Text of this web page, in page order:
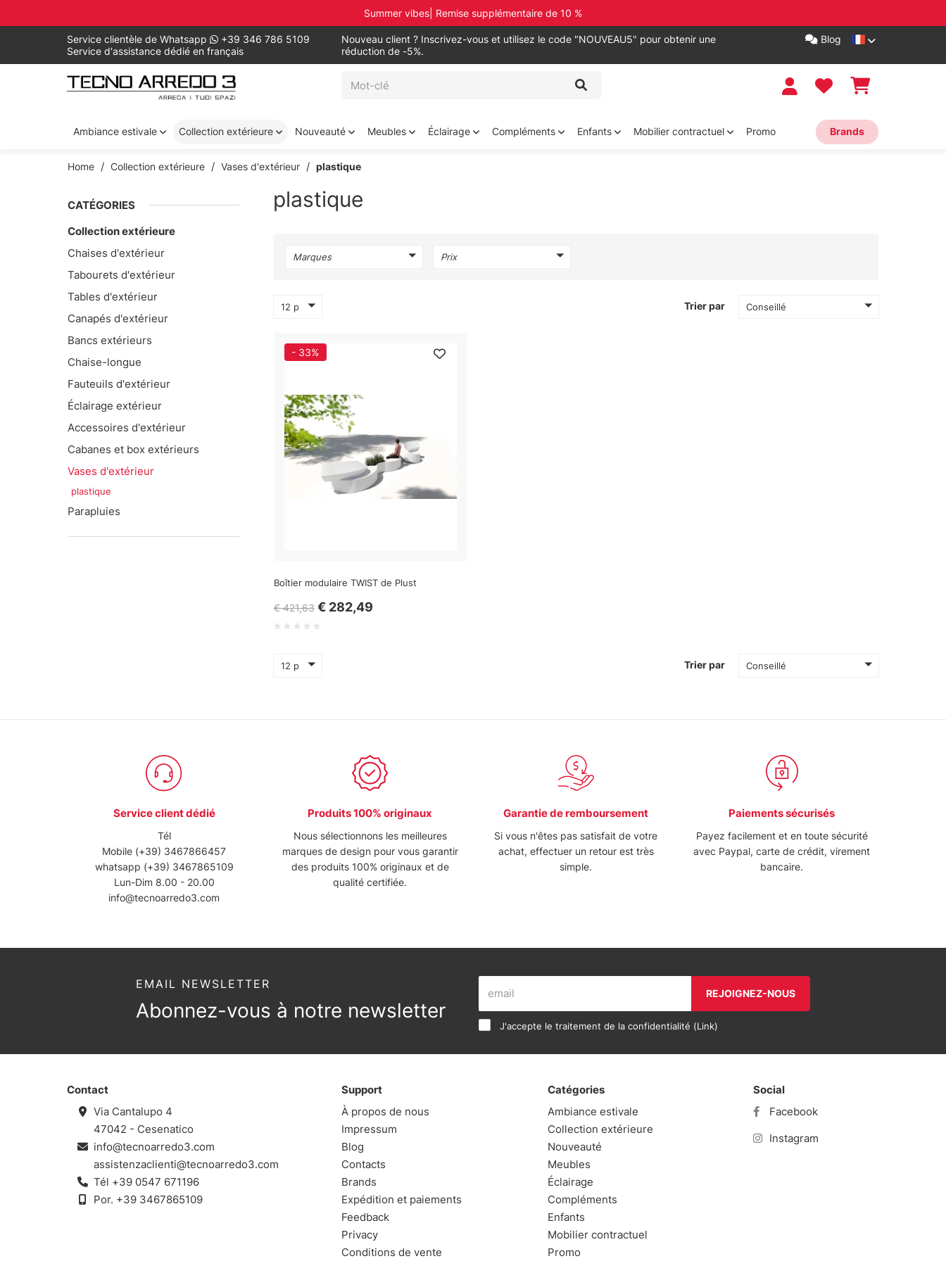
Summer vibes| Remise supplémentaire de 10 %
Service clientèle de Whatsapp
+39 346 786 5109
Service d'assistance dédié en français
Nouveau client ? Inscrivez-vous et utilisez le code "NOUVEAU5" pour obtenir une
réduction de -5%.
Blog
Ambiance estivale Collection extérieure Nouveauté Meubles Éclairage Compléments Enfants Mobilier contractuel Promo Brands
Home Collection extérieure Vases d'extérieur plastique
CATÉGORIES
Collection extérieure
Chaises d'extérieur
Tabourets d'extérieur
Tables d'extérieur
Canapés d'extérieur
Bancs extérieurs
Chaise-longue
Fauteuils d'extérieur
Éclairage extérieur
Accessoires d'extérieur
Cabanes et box extérieurs
Vases d'extérieur
plastique
Parapluies
plastique
Marques Prix
12 p Trier par Conseillé
- 33%
Boîtier modulaire TWIST de Plust
€ 421,63 € 282,49
12 p Trier par Conseillé
Service client dédié
Tél
Mobile (+39) 3467866457
whatsapp (+39) 3467865109
Lun-Dim 8.00 - 20.00
info@tecnoarredo3.com
Produits 100% originaux
Nous sélectionnons les meilleures
marques de design pour vous garantir
des produits 100% originaux et de
qualité certifiée.
Garantie de remboursement
Si vous n'êtes pas satisfait de votre
achat, effectuer un retour est très
simple.
Paiements sécurisés
Payez facilement et en toute sécurité
avec Paypal, carte de crédit, virement
bancaire.
EMAIL NEWSLETTER
Abonnez-vous à notre newsletter
REJOIGNEZ-NOUS
J'accepte le traitement de la confidentialité (Link)
Contact
Via Cantalupo 4
47042 - Cesenatico
info@tecnoarredo3.com
assistenzaclienti@tecnoarredo3.com
Tél +39 0547 671196
Por. +39 3467865109
Support
À propos de nous
Impressum
Blog
Contacts
Brands
Expédition et paiements
Feedback
Privacy
Conditions de vente
Catégories
Ambiance estivale
Collection extérieure
Nouveauté
Meubles
Éclairage
Compléments
Enfants
Mobilier contractuel
Promo
Social
Facebook
Instagram